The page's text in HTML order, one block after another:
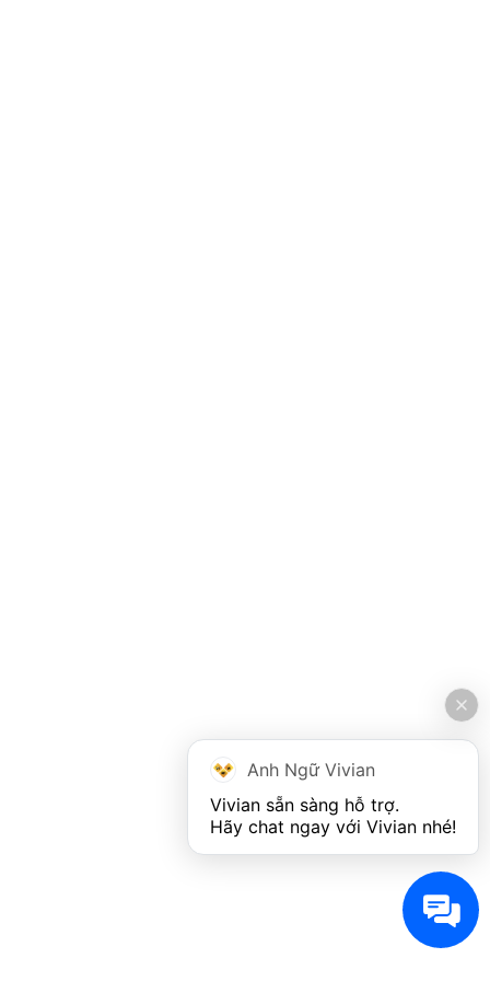
Anh Ngữ Vivian
Vivian sẵn sàng hỗ trợ.
Hãy chat ngay với Vivian nhé!